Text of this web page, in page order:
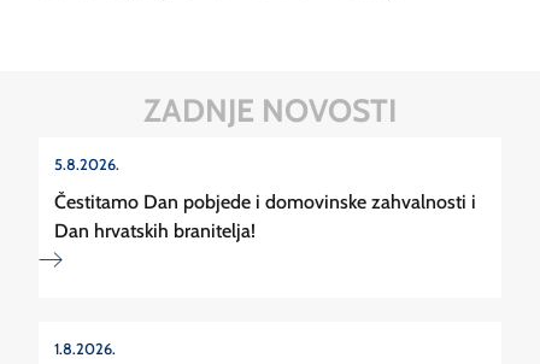
ZADNJE NOVOSTI
5.8.2026.
Čestitamo Dan pobjede i domovinske zahvalnosti i
Dan hrvatskih branitelja!
1.8.2026.